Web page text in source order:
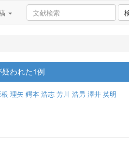
われた1例
理矢 鍔本 浩志 芳川 浩男 澤井 英明